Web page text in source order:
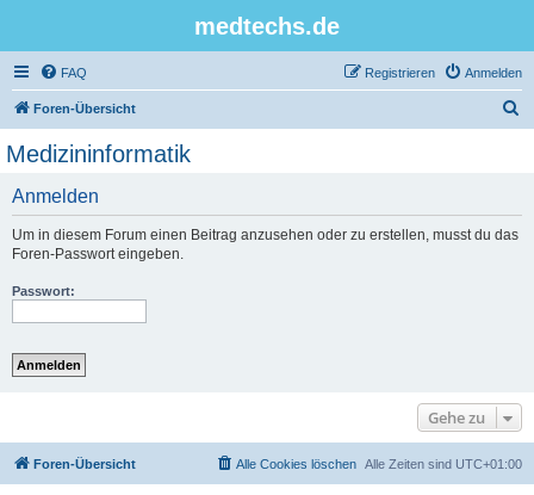
medtechs.de
FAQ Anmelden
Registrieren
Foren-Übersicht
Medizininformatik
Anmelden
Um in diesem Forum einen Beitrag anzusehen oder zu erstellen, musst du das
Foren-Passwort eingeben.
Passwort:
Gehe zu
Foren-Übersicht Alle Zeiten sind UTC+01:00
Alle Cookies löschen